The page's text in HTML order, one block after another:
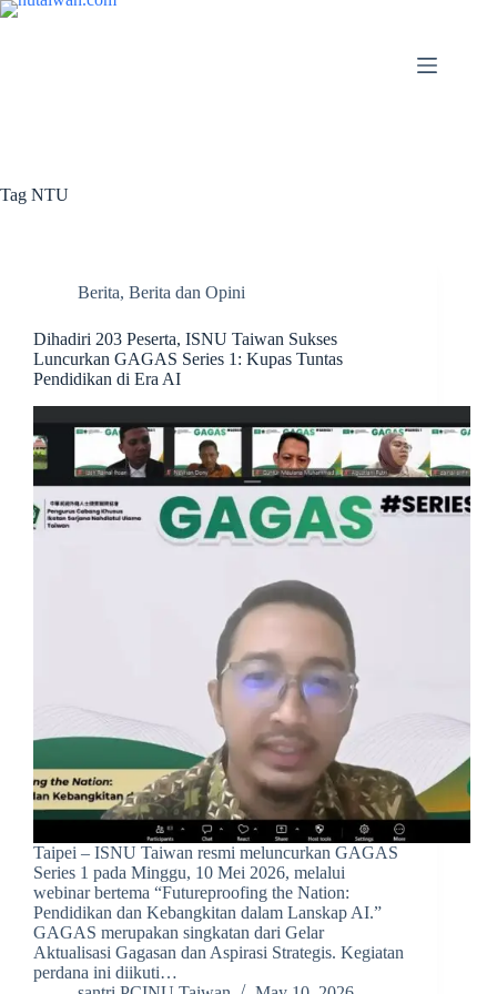
Tag NTU
Berita, Berita dan Opini
Dihadiri 203 Peserta, ISNU Taiwan Sukses
Luncurkan GAGAS Series 1: Kupas Tuntas
Pendidikan di Era AI
Taipei – ISNU Taiwan resmi meluncurkan GAGAS
Series 1 pada Minggu, 10 Mei 2026, melalui
webinar bertema “Futureproofing the Nation:
Pendidikan dan Kebangkitan dalam Lanskap AI.”
GAGAS merupakan singkatan dari Gelar
Aktualisasi Gagasan dan Aspirasi Strategis. Kegiatan
perdana ini diikuti…